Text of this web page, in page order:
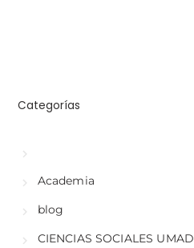
Categorías
Academia
blog
CIENCIAS SOCIALES UMAD